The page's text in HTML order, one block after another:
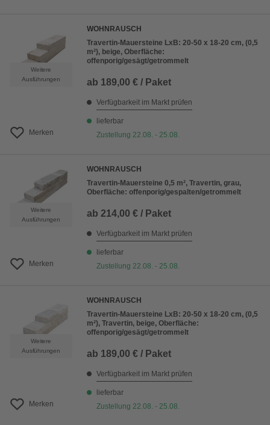
Weitere
Ausführungen
Merken
WOHNRAUSCH
Travertin-Mauersteine LxB: 20-50 x 18-20 cm, (0,5
m²), beige, Oberfläche:
offenporig/gesägt/getrommelt
ab 189,00 € / Paket
Verfügbarkeit im Markt prüfen
lieferbar
Zustellung 22.08. - 25.08.
Weitere
Ausführungen
Merken
WOHNRAUSCH
Travertin-Mauersteine 0,5 m², Travertin, grau,
Oberfläche: offenporig/gespalten/getrommelt
ab 214,00 € / Paket
Verfügbarkeit im Markt prüfen
lieferbar
Zustellung 22.08. - 25.08.
Weitere
Ausführungen
Merken
WOHNRAUSCH
Travertin-Mauersteine LxB: 20-50 x 18-20 cm, (0,5
m²), Travertin, beige, Oberfläche:
offenporig/gesägt/getrommelt
ab 189,00 € / Paket
Verfügbarkeit im Markt prüfen
lieferbar
Zustellung 22.08. - 25.08.